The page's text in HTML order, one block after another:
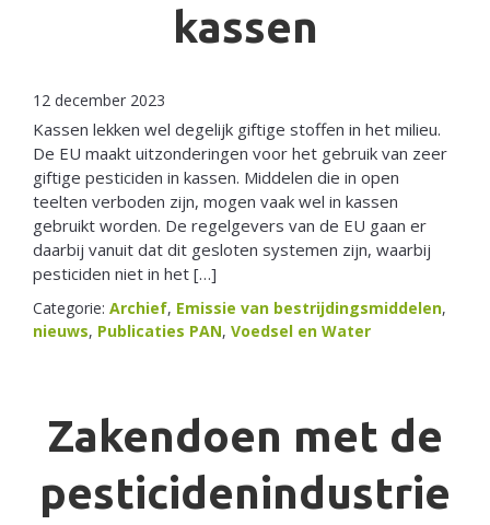
kassen
12 december 2023
Kassen lekken wel degelijk giftige stoffen in het milieu.
De EU maakt uitzonderingen voor het gebruik van zeer
giftige pesticiden in kassen. Middelen die in open
teelten verboden zijn, mogen vaak wel in kassen
gebruikt worden. De regelgevers van de EU gaan er
daarbij vanuit dat dit gesloten systemen zijn, waarbij
pesticiden niet in het […]
Categorie: Archief, Emissie van bestrijdingsmiddelen,
nieuws, Publicaties PAN, Voedsel en Water
Zakendoen met de
pesticidenindustrie